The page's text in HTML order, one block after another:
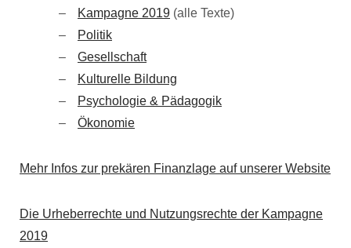
Kampagne 2019 (alle Texte)
Politik
Gesellschaft
Kulturelle Bildung
Psychologie & Pädagogik
Ökonomie
Mehr Infos zur prekären Finanzlage auf unserer Website
Die Urheberrechte und Nutzungsrechte der Kampagne
2019